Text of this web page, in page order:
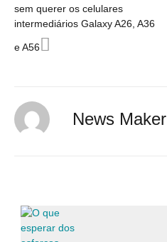
sem querer os celulares
intermediários Galaxy A26, A36
e A56
News Maker